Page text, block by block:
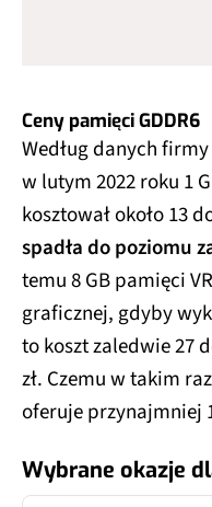
Ceny pamięci GDDR6
Według danych
w lutym 2022 roku 1
kosztował około 13
spadła do poziomu
temu 8 GB pamięci
graficznej, gdyby
to koszt zaledwie 27
zł. Czemu w takim
oferuje przynajmniej
Wybrane okazje